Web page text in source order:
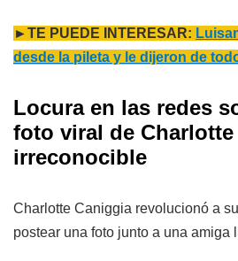
►TE PUEDE INTERESAR:
desde la pileta y le dijeron de
Locura en las redes
foto viral de
irreconocible
Charlotte Caniggia revolucionó a
postear una foto junto a una amiga